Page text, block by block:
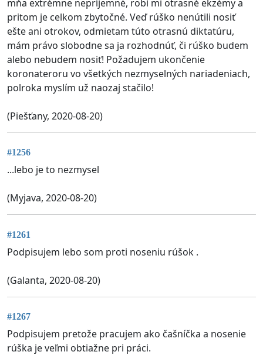
mňa extrémne nepríjemné, robí mi otrasné ekzémy a
pritom je celkom zbytočné. Veď rúško nenútili nosiť
ešte ani otrokov, odmietam túto otrasnú diktatúru,
mám právo slobodne sa ja rozhodnúť, či rúško budem
alebo nebudem nosiť! Požadujem ukončenie
koronateroru vo všetkých nezmyselných nariadeniach,
polroka myslím už naozaj stačilo!
(Piešťany, 2020-08-20)
#1256
...lebo je to nezmysel
(Myjava, 2020-08-20)
#1261
Podpisujem lebo som proti noseniu rúšok .
(Galanta, 2020-08-20)
#1267
Podpisujem pretože pracujem ako čašníčka a nosenie
rúška je veľmi obtiažne pri práci.